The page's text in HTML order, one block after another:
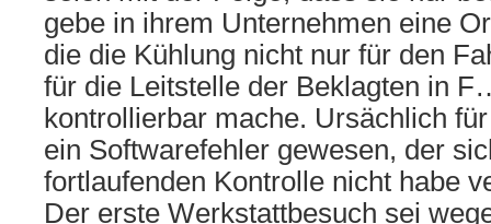
gebe in ihrem Unternehmen eine
die die Kühlung nicht nur für den
für die Leitstelle der Beklagten in
kontrollierbar mache. Ursächlich
ein Softwarefehler gewesen, der
fortlaufenden Kontrolle nicht habe
Der erste Werkstattbesuch sei